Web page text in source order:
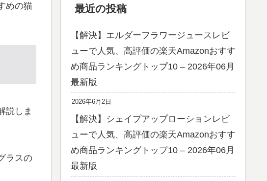
めの猫
説しま
ラスの
最近の投稿
【解決】エルダーフラワージュースレビ
ューで人気、高評価の楽天Amazonおすす
め商品ランキングトップ10 – 2026年06月
最新版
2026年6月2日
【解決】シェイプアップローションレビ
ューで人気、高評価の楽天Amazonおすす
め商品ランキングトップ10 – 2026年06月
最新版